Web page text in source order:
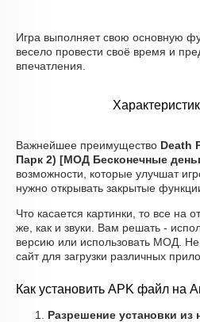
Игра выполняет свою основную
весело провести своё время и
впечатления.
Важнейшее преимущество Death
Парк 2) [МОД Бесконечные
возможности, которые улучшат
нужно открывать закрытые
Что касается картинки, то все на
же, как и звуки. Вам решать -
версию или использовать МОД.
сайт для загрузки различных
Как установить APK файл на
Разрешение установки из